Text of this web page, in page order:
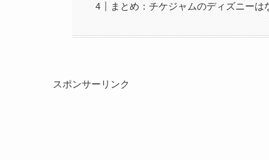
まとめ：チケジャムのディズニー
スポンサーリンク